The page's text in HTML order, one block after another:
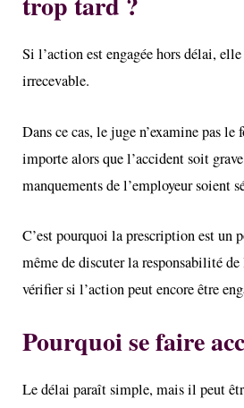
Si l’action est engagée hors délai,
irrecevable.
Dans ce cas, le juge n’examine pas le
importe alors que l’accident soit
manquements de l’employeur soient
C’est pourquoi la prescription est un
même de discuter la responsabilité
vérifier si l’action peut encore être
Pourquoi se faire
Le délai paraît simple, mais il peut